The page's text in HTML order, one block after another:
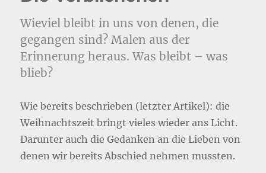
Wieviel bleibt in uns von denen, die
gegangen sind? Malen aus der
Erinnerung heraus. Was bleibt – was
blieb?
Wie bereits beschrieben (letzter Artikel): die
Weihnachtszeit bringt vieles wieder ans Licht.
Darunter auch die Gedanken an die Lieben von
denen wir bereits Abschied nehmen mussten.